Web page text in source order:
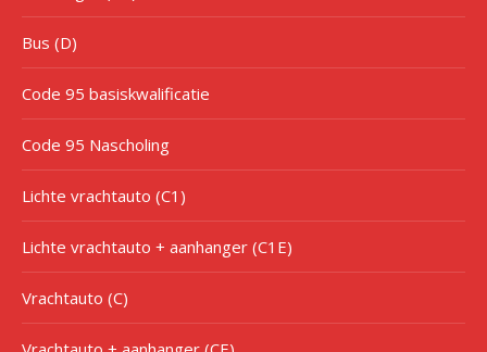
Bus (D)
Code 95 basiskwalificatie
Code 95 Nascholing
Lichte vrachtauto (C1)
Lichte vrachtauto + aanhanger (C1E)
Vrachtauto (C)